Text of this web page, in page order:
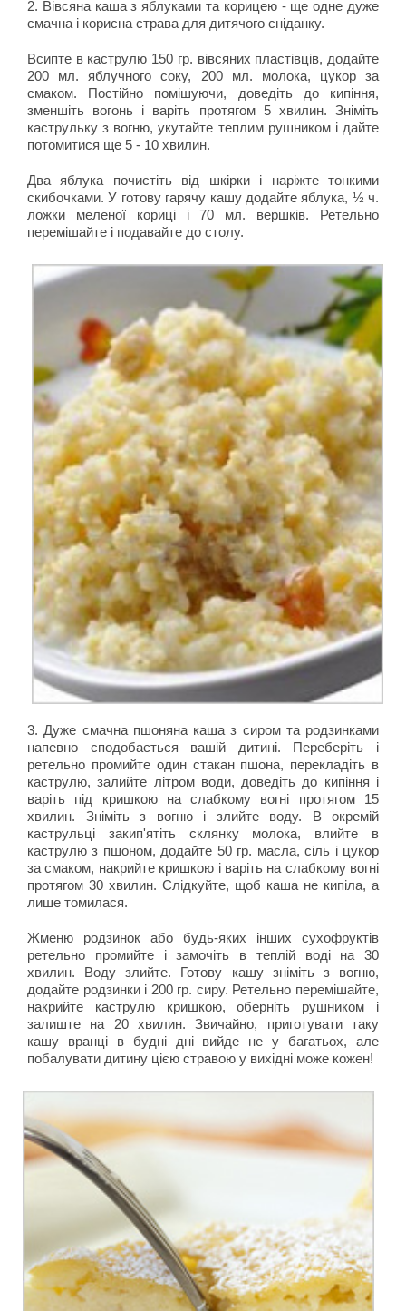
2. Вівсяна каша з яблуками та корицею - ще одне дуже
смачна і корисна страва для дитячого сніданку.
Всипте в каструлю 150 гр. вівсяних пластівців, додайте
200 мл. яблучного соку, 200 мл. молока, цукор за
смаком. Постійно помішуючи, доведіть до кипіння,
зменшіть вогонь і варіть протягом 5 хвилин. Зніміть
каструльку з вогню, укутайте теплим рушником і дайте
потомитися ще 5 - 10 хвилин.
Два яблука почистіть від шкірки і наріжте тонкими
скибочками. У готову гарячу кашу додайте яблука, ½ ч.
ложки меленої кориці і 70 мл. вершків. Ретельно
перемішайте і подавайте до столу.
3. Дуже смачна пшоняна каша з сиром та родзинками
напевно сподобається вашій дитині. Переберіть і
ретельно промийте один стакан пшона, перекладіть в
каструлю, залийте літром води, доведіть до кипіння і
варіть під кришкою на слабкому вогні протягом 15
хвилин. Зніміть з вогню і злийте воду. В окремій
каструльці закип'ятіть склянку молока, влийте в
каструлю з пшоном, додайте 50 гр. масла, сіль і цукор
за смаком, накрийте кришкою і варіть на слабкому вогні
протягом 30 хвилин. Слідкуйте, щоб каша не кипіла, а
лише томилася.
Жменю родзинок або будь-яких інших сухофруктів
ретельно промийте і замочіть в теплій воді на 30
хвилин. Воду злийте. Готову кашу зніміть з вогню,
додайте родзинки і 200 гр. сиру. Ретельно перемішайте,
накрийте каструлю кришкою, оберніть рушником і
залиште на 20 хвилин. Звичайно, приготувати таку
кашу вранці в будні дні вийде не у багатьох, але
побалувати дитину цією стравою у вихідні може кожен!